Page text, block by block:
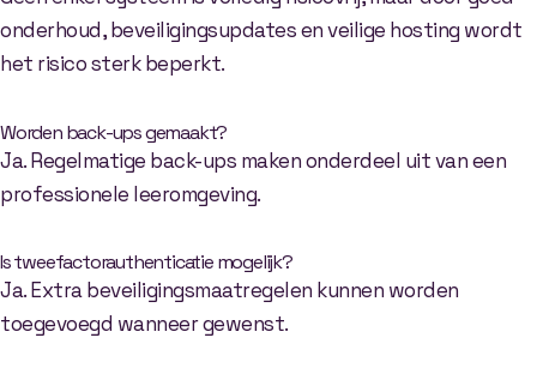
onderhoud, beveiligingsupdates en veilige hosting wordt
het risico sterk beperkt.
Worden back-ups gemaakt?
Ja. Regelmatige back-ups maken onderdeel uit van een
professionele leeromgeving.
Is tweefactorauthenticatie mogelijk?
Ja. Extra beveiligingsmaatregelen kunnen worden
toegevoegd wanneer gewenst.